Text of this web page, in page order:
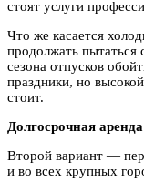
стоят услуги
Что же касается
продолжать пытаться
сезона отпусков
праздники, но
стоит.
Долгосрочная аренда
Второй вариант —
и во всех крупных